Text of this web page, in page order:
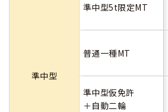
準中型
準中型5t限定MT
普通一種MT
準中型仮免許
＋自動二輪